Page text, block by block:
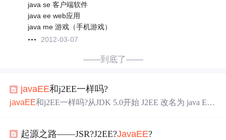
java se 客户端软件
java ee web应用
java me 游戏（手机游戏）
2012-03-07
——到底了——
javaEE和j2EE一样吗?
javaEE和j2EE一样吗?从JDK 5.0开始 J2EE 改名为 java E
向web应用，尤其是企业级开发，都提供了一套
起源之路——JSR?J2EE?JavaEE?